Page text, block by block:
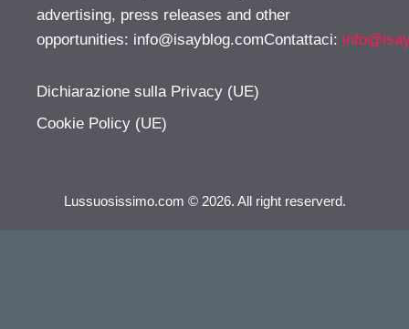
advertising, press releases and other
opportunities: info@isayblog.comContattaci:
Dichiarazione sulla Privacy (UE)
Cookie Policy (UE)
Lussuosissimo.com © 2026. All right reserverd.